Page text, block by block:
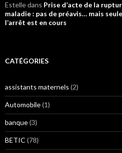
Estelledans Prise d’acte de la
maladie : pas de préavis… mais
l’arrêt est en cours
CATÉGORIES
assistants maternels (2)
Automobile(1)
banque(3)
BETIC (78)